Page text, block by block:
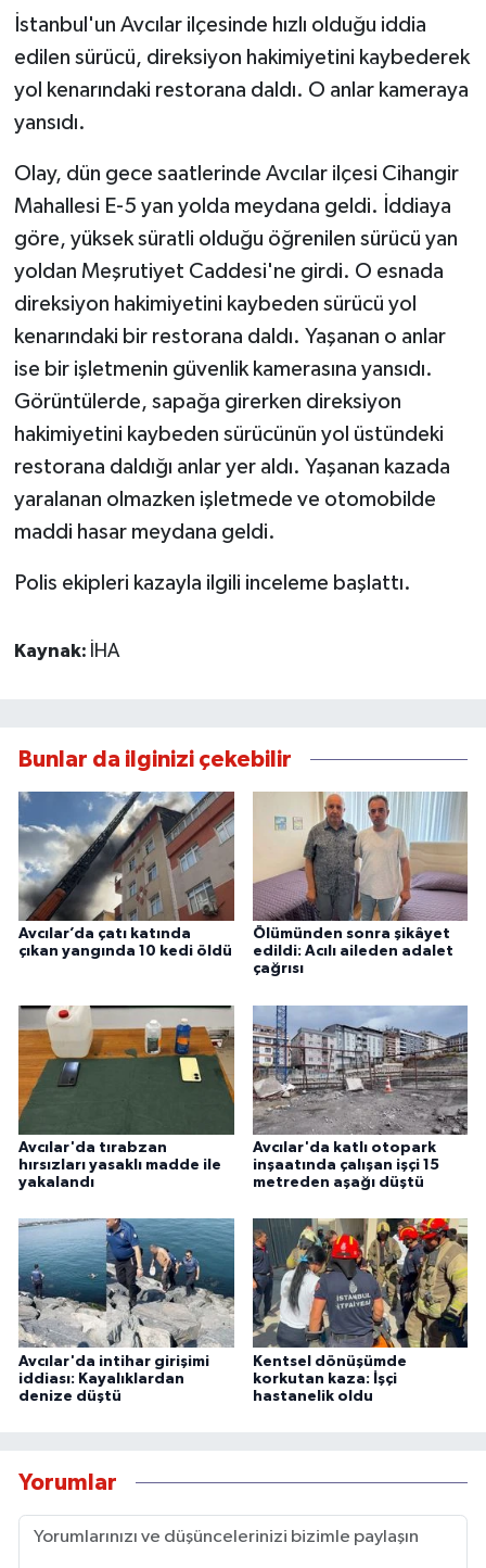
İstanbul'un Avcılar ilçesinde hızlı olduğu iddia
edilen sürücü, direksiyon hakimiyetini kaybederek
yol kenarındaki restorana daldı. O anlar kameraya
yansıdı.
Olay, dün gece saatlerinde Avcılar ilçesi Cihangir
Mahallesi E-5 yan yolda meydana geldi. İddiaya
göre, yüksek süratli olduğu öğrenilen sürücü yan
yoldan Meşrutiyet Caddesi'ne girdi. O esnada
direksiyon hakimiyetini kaybeden sürücü yol
kenarındaki bir restorana daldı. Yaşanan o anlar
ise bir işletmenin güvenlik kamerasına yansıdı.
Görüntülerde, sapağa girerken direksiyon
hakimiyetini kaybeden sürücünün yol üstündeki
restorana daldığı anlar yer aldı. Yaşanan kazada
yaralanan olmazken işletmede ve otomobilde
maddi hasar meydana geldi.
Polis ekipleri kazayla ilgili inceleme başlattı.
Kaynak: İHA
Bunlar da ilginizi çekebilir
Avcılar’da çatı katında
çıkan yangında 10 kedi öldü
Ölümünden sonra şikâyet
edildi: Acılı aileden adalet
çağrısı
Avcılar'da tırabzan
hırsızları yasaklı madde ile
yakalandı
Avcılar'da katlı otopark
inşaatında çalışan işçi 15
metreden aşağı düştü
Avcılar'da intihar girişimi
iddiası: Kayalıklardan
denize düştü
Kentsel dönüşümde
korkutan kaza: İşçi
hastanelik oldu
Yorumlar